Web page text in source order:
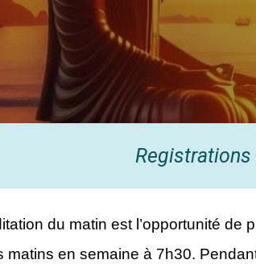
Registrations
du matin est l’opportunité de
matins en semaine à 7h30.